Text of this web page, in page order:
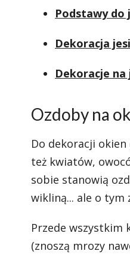
Podstawy do
Dekoracja
Dekoracje na
Ozdoby na
Do dekoracji okien
też kwiatów,
sobie stanowią
wikliną... ale o tym
Przede wszystkim
(znoszą mrozy